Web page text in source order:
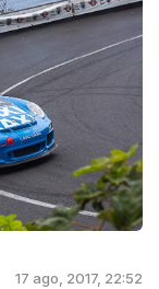
17 ago, 2017, 22:52